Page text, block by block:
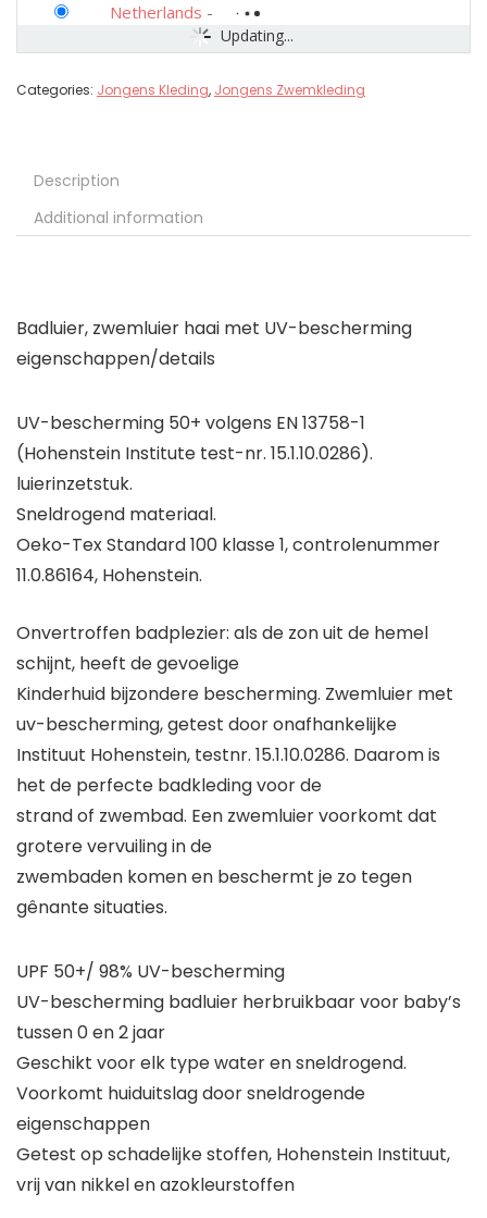
Updating...
Netherlands -
Categories: Jongens Kleding, Jongens Zwemkleding
Description
Additional information
Badluier, zwemluier haai met UV-bescherming
eigenschappen/details
UV-bescherming 50+ volgens EN 13758-1
(Hohenstein Institute test-nr. 15.1.10.0286).
luierinzetstuk.
Sneldrogend materiaal.
Oeko-Tex Standard 100 klasse 1, controlenummer
11.0.86164, Hohenstein.
Onvertroffen badplezier: als de zon uit de hemel
schijnt, heeft de gevoelige
Kinderhuid bijzondere bescherming. Zwemluier met
uv-bescherming, getest door onafhankelijke
Instituut Hohenstein, testnr. 15.1.10.0286. Daarom is
het de perfecte badkleding voor de
strand of zwembad. Een zwemluier voorkomt dat
grotere vervuiling in de
zwembaden komen en beschermt je zo tegen
gênante situaties.
UPF 50+/ 98% UV-bescherming
UV-bescherming badluier herbruikbaar voor baby’s
tussen 0 en 2 jaar
Geschikt voor elk type water en sneldrogend.
Voorkomt huiduitslag door sneldrogende
eigenschappen
Getest op schadelijke stoffen, Hohenstein Instituut,
vrij van nikkel en azokleurstoffen